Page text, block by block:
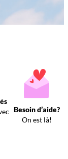
Besoin d’aide?
On est là!